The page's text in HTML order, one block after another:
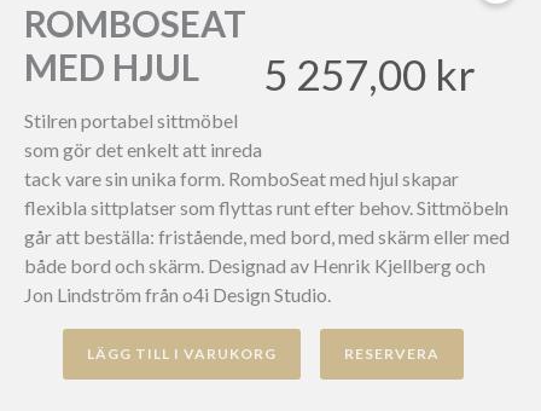
5 257,00 kr
ROMBOSEAT
MED HJUL
Stilren portabel sittmöbel
som gör det enkelt att inreda
tack vare sin unika form. RomboSeat med hjul skapar
flexibla sittplatser som flyttas runt efter behov. Sittmöbeln
går att beställa: fristående, med bord, med skärm eller med
både bord och skärm. Designad av Henrik Kjellberg och
Jon Lindström från o4i Design Studio.
RomboSeat
LÄGG TILL I VARUKORG